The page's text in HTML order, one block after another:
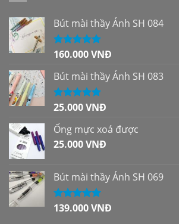
Bút mài thầy Ánh SH 084
Được xếp
sao
160.000VNĐ
Bút mài thầy Ánh SH 083
Được xếp
sao
25.000VNĐ
Ống mực xoá được
25.000VNĐ
Bút mài thầy Ánh SH 069
Được xếp
139.000VNĐ